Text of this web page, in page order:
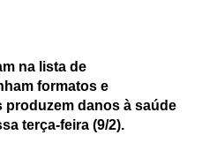
na lista de
formatos e
danos à saúde
terça-feira (9/2).